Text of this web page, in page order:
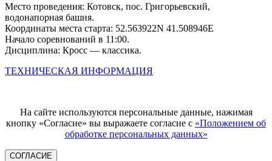
Место проведения: Котовск, пос. Григорьевский,
водонапорная башня.
Координаты места старта: 52.563922N 41.508946E
Начало соревнований в 11:00.
Дисциплина: Кросс — классика.
ТЕХНИЧЕСКАЯ ИНФОРМАЦИЯ
На сайте используются персональные данные, нажимая
кнопку «Согласие» вы выражаете согласие с «Положением об
обработке персональных данных»
СОГЛАСИЕ